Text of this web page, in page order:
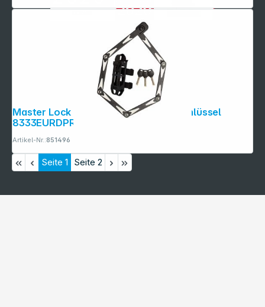
Master Lock Faltschloss (VdS) mit Schlüssel
8333EURDPRO
Artikel-Nr.:851496
Seite 1 Seite 2